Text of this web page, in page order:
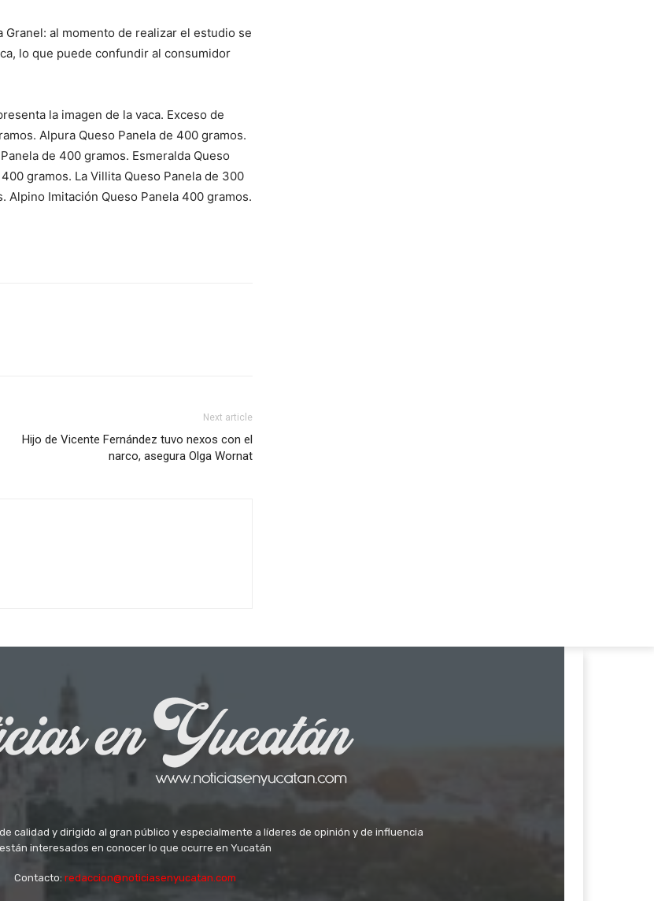
Granel: al momento de realizar el estudio se
lo que puede confundir al consumidor
la imagen de la vaca. Exceso de
Alpura Queso Panela de 400 gramos.
de 400 gramos. Esmeralda Queso
gramos. La Villita Queso Panela de 300
Alpino Imitación Queso Panela 400 gramos.
Next article
Hijo de Vicente Fernández tuvo nexos con el
narco, asegura Olga Wornat
calidad y dirigido al gran público y especialmente a líderes de opinión y de influencia
interesados en conocer lo que ocurre en Yucatán
Contacto: redaccion@noticiasenyucatan.com